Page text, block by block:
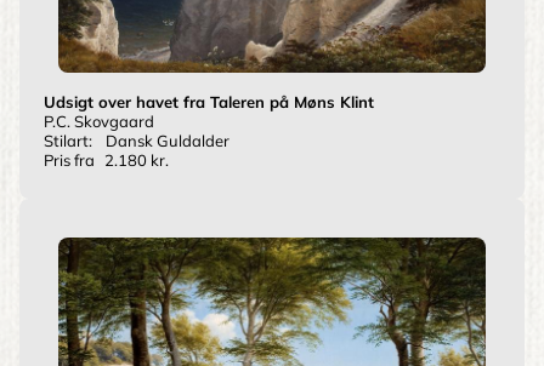
Udsigt over havet fra Taleren på Møns Klint
P.C. Skovgaard
Stilart:
Dansk Guldalder
Pris fra
2.180 kr.